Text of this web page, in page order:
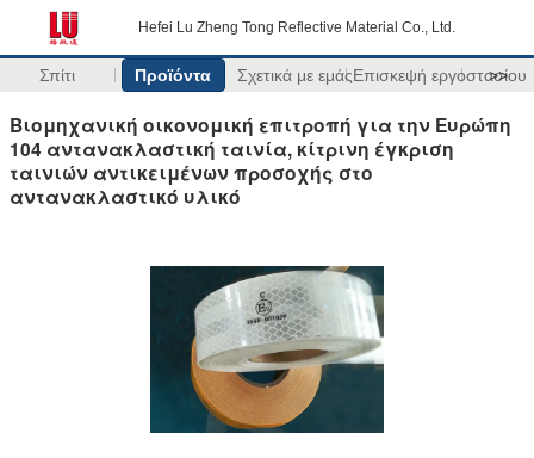
Hefei Lu Zheng Tong Reflective Material Co., Ltd.
Σπίτι Προϊόντα Σχετικά με εμάςΕπισκεψή εργοστασίου
>>
Βιομηχανική οικονομική επιτροπή για την Ευρώπη
104 αντανακλαστική ταινία, κίτρινη έγκριση
ταινιών αντικειμένων προσοχής στο
αντανακλαστικό υλικό